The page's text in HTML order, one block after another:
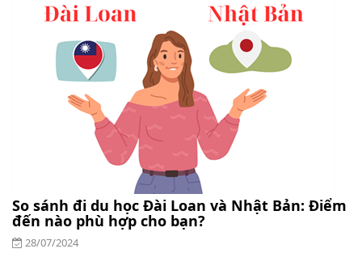
So sánh đi du học Đài Loan và Nhật Bản: Điểm
đến nào phù hợp cho bạn?
28/07/2024